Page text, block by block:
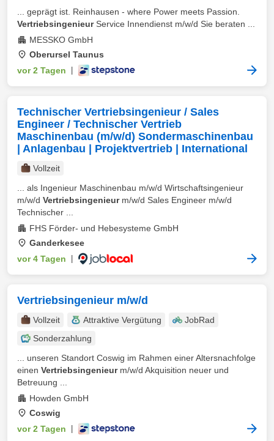
... geprägt ist. Reinhausen - where Power meets Passion.
VertriebsingenieurService Innendienst m/w/d Sie beraten ...
MESSKO GmbH
Oberursel Taunus
vor 2 Tagen
Technischer Vertriebsingenieur / Sales
Engineer / Technischer Vertrieb
Maschinenbau (m/w/d) Sondermaschinenbau
| Anlagenbau | Projektvertrieb | International
Vollzeit
... als Ingenieur Maschinenbau m/w/d Wirtschaftsingenieur
m/w/d Vertriebsingenieurm/w/d Sales Engineer m/w/d
Technischer ...
FHS Förder- und Hebesysteme GmbH
Ganderkesee
vor 4 Tagen
Vertriebsingenieur m/w/d
Vollzeit Attraktive Vergütung
JobRad
Sonderzahlung
... unseren Standort Coswig im Rahmen einer Altersnachfolge
einen Vertriebsingenieurm/w/d Akquisition neuer und
Betreuung ...
Howden GmbH
Coswig
vor 2 Tagen